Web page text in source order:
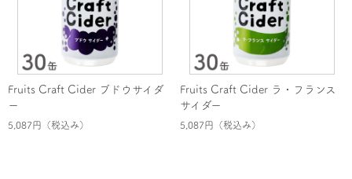
Fruits Craft Cider ブドウサイダ
ー
5,087円 （税込み）
Fruits Craft Cider ラ・フランス
サイダー
5,087円 （税込み）